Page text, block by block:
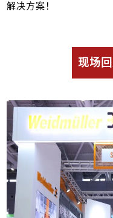
解决方案！
现场